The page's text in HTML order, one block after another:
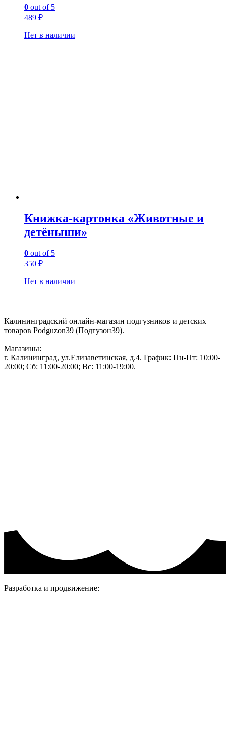
0 out of 5
489 ₽
Нет в наличии
Книжка-картонка «Животные и
детёныши»
0 out of 5
350 ₽
Нет в наличии
Калининградский онлайн-магазин подгузников и детских
товаров Podguzon39 (Подгузон39).
Магазины:
г. Калининград, ул.Елизаветинская, д.4. График: Пн-Пт: 10:00-
20:00; Сб: 11:00-20:00; Вс: 11:00-19:00.
Разработка и продвижение: